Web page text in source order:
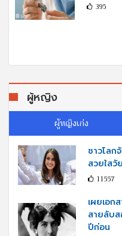
395
ผู้หญิง
ผู้หญิงเก่ง
ชาวโลก
สวยใสวั
11557
เผยเอก
สายลับส
ปีก่อน